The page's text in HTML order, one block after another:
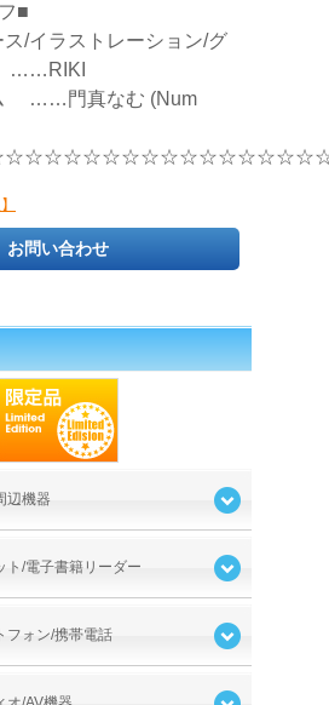
■
ス/イラストレーション/グ
……RIKI
……門真なむ (Num
お問い合わせ
辺機器
ト/電子書籍リーダー
フォン/携帯電話